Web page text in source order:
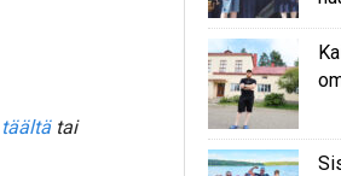
täältätai